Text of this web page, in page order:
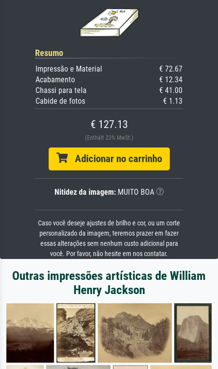
Resumo
Impressão e Material
€ 72.67
Acabamento
€ 12.34
Chassi para tela
€ 41.00
Cabide de fotos
€ 1.13
€ 127.13
(Enthält 23% MwSt.)
Adicionar no carrinho
Nitidez da imagem:MUITO BOA
Caso você deseje ajustes de brilho e cor, ou um corte
personalizado da imagem, teremos prazer em fazer
essas alterações sem nenhum custo adicional para
você. Por favor, não hesite em nos contatar.
Outras impressões artísticas de William
Henry Jackson